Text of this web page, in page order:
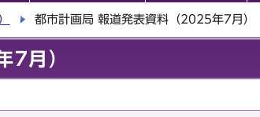
都市計画局 報道発表資料（2025年7月）
7月）